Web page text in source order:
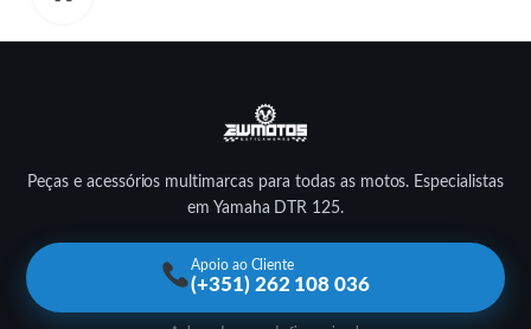
Peças e acessórios multimarcas para todas as motos. Especialistas
em Yamaha DTR 125.
Apoio ao Cliente
(+351) 262 108 036